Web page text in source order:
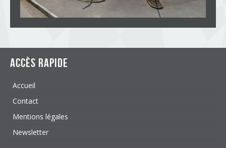
Accès rapide
Accueil
Contact
Mentions légales
Newsletter